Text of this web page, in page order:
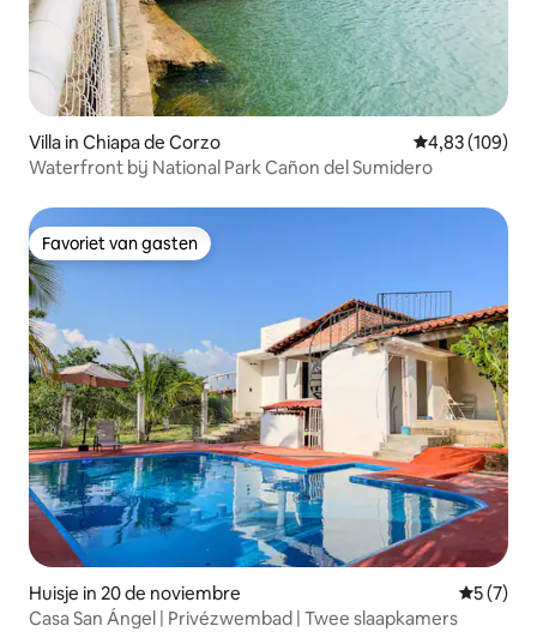
Villa in Chiapa de Corzo Gemiddelde
4,83 (109)
Waterfront bij National Park Cañon del Sumidero
Favoriet van gasten
Favoriet van gasten
Huisje in 20 de noviembre
5 (7)
Casa San Ángel | Privézwembad | Twee slaapkamers